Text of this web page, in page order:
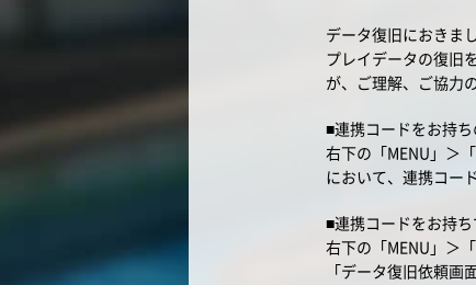
データ復旧におきま
プレイデータの復旧
が、ご理解、ご協力
■連携コードをお持
右下の「MENU」＞
において、連携コー
■連携コードをお持
右下の「MENU」＞
「データ復旧依頼